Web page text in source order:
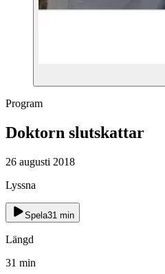
Program
Doktorn slutskattar
26 augusti 2018
Lyssna
Spela31 min
Längd
31 min